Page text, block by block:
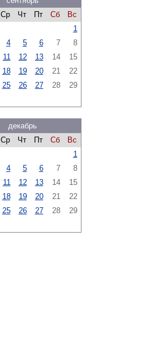
Ср Чт Пт Сб
Вс
1
4 5 6 7
8
11 12 13 14
15
18 19 20 21
22
25 26 27 28
29
декабрь
Ср Чт Пт Сб
Вс
1
4 5 6 7
8
11 12 13 14
15
18 19 20 21
22
25 26 27 28
29